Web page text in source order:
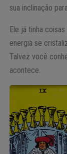
sua inclinação
Ele já tinha
energia se
Talvez você
acontece.